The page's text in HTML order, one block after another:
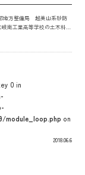
地方整備局 越美山系砂防
南工業高等学校の土木科の
0 in
module_loop.php on
2018.06.6